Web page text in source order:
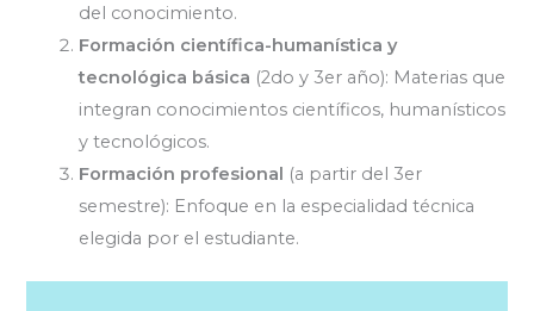
del conocimiento.
Formación científica-humanística y
tecnológica básica (2do y 3er año): Materias que
integran conocimientos científicos, humanísticos
y tecnológicos.
Formación profesional (a partir del 3er
semestre): Enfoque en la especialidad técnica
elegida por el estudiante.